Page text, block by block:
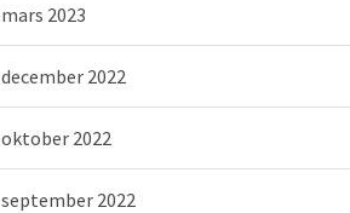
mars 2023
december 2022
oktober 2022
september 2022